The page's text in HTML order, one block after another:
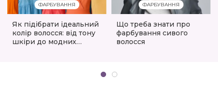
ФАРБУВАННЯ
Як підібрати ідеальний
колір волосся: від тону
шкіри до модних
ФАРБУВАННЯ
Що треба знати про
фарбування сивого
волосся